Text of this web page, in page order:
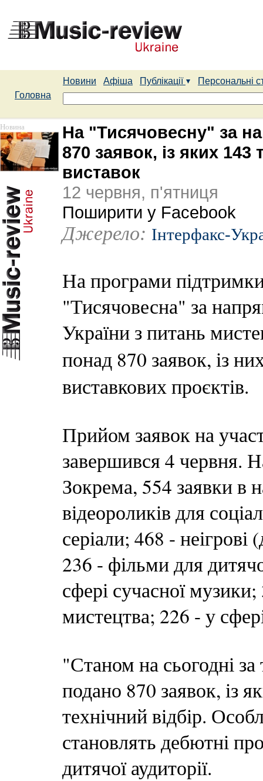
Новини Афіша Публікації
Персональні
Головна
Новина
На "Тисячовесну" за
870 заявок, із яких 143
виставок
12 червня, п'ятниця
Поширити у Facebook
Джерело: Інтерфакс-
На програми
"Тисячовесна" за
України з питань
понад 870 заявок, із
виставкових проєктів.
Прийом заявок на
завершився 4 червня.
Зокрема, 554 заявки в
відеороликів для
серіали; 468 -
236 - фільми для
сфері сучасної
мистецтва; 226 - у
"Станом на сьогодні
подано 870 заявок, із
технічний відбір.
становлять дебютні
дитячої аудиторії.